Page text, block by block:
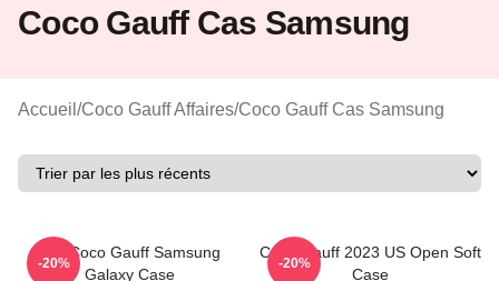
Coco Gauff Cas Samsung
Accueil /Coco Gauff Affaires/Coco Gauff Cas Samsung
Call Coco Gauff Samsung
Galaxy Case
-20%
Coco Gauff 2023 US Open Soft
Case
-20%